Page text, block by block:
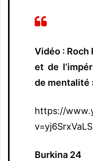
Vidéo : Roch
et de
de mentalité
https://
Burkina 24